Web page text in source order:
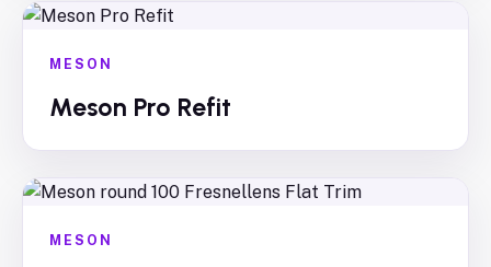
MESON
Meson Pro Refit
MESON